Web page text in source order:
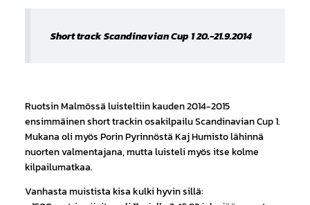
Short track Scandinavian Cup 1 20.-21.9.2014
Ruotsin Malmössä luisteltiin kauden 2014-2015
ensimmäinen short trackin osakilpailu Scandinavian Cup 1.
Mukana oli myös Porin Pyrinnöstä Kaj Humisto lähinnä
nuorten valmentajana, mutta luisteli myös itse kolme
kilpailumatkaa.
Vanhasta muistista kisa kulki hyvin sillä: